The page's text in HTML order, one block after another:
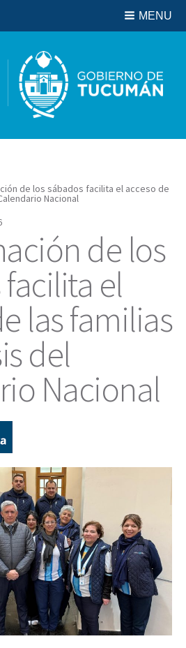
Biblioteca
MENU
de los sábados facilita el acceso de
Nacional
de los
el
las familias
del
Nacional